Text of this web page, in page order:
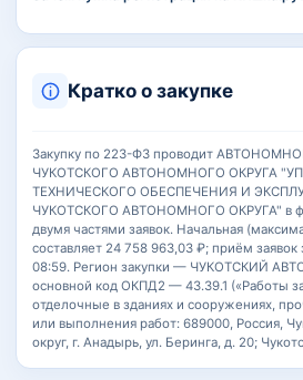
Кратко о закупке
Закупку по 223-ФЗ проводит
ЧУКОТСКОГО АВТОНОМНОГО ОКРУГА
ТЕХНИЧЕСКОГО ОБЕСПЕЧЕНИЯ И
ЧУКОТСКОГО АВТОНОМНОГО ОКРУГА" в
двумя частями заявок. Начальная
составляет 24 758 963,03 ₽; приём
08:59. Регион закупки — ЧУКОТСКИЙ
основной код ОКПД2 — 43.39.1 («Работы
отделочные в зданиях и сооружениях,
или выполнения работ: 689000, Россия,
округ, г. Анадырь, ул. Беринга, д. 20;